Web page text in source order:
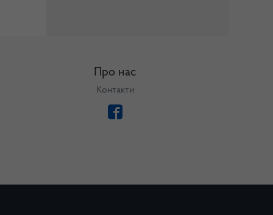
Про нас
Контакти